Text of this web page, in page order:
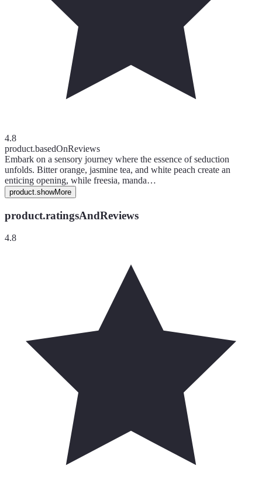
4.8
product.basedOnReviews
Embark on a sensory journey where the essence of seduction
unfolds. Bitter orange, jasmine tea, and white peach create an
enticing opening, while freesia, manda…
product.showMore
product.ratingsAndReviews
4.8